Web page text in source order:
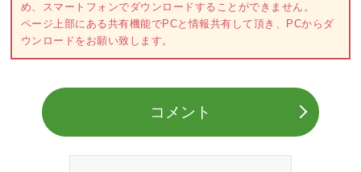
め、スマートフォンでダウンロードすることができません。
ページ上部にある共有機能でPCと情報共有して頂き、PCからダ
ウンロードをお願い致します。
コメント